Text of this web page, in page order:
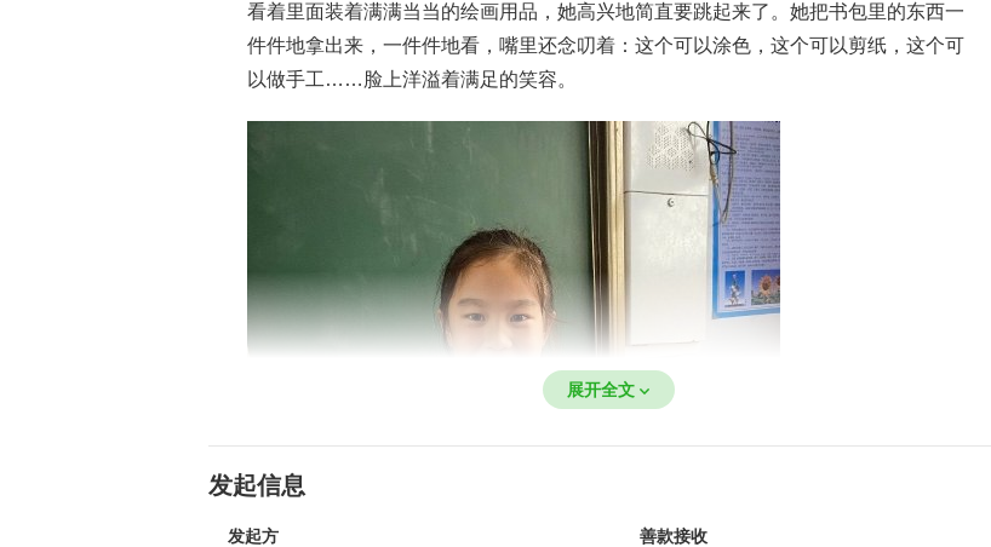
看着里面装着满满当当的绘画用品，她高兴地简直要跳起来了。她把书包里的东西一
件件地拿出来，一件件地看，嘴里还念叨着：这个可以涂色，这个可以剪纸，这个可
以做手工……脸上洋溢着满足的笑容。
展开全文
发起信息
发起方 善款接收